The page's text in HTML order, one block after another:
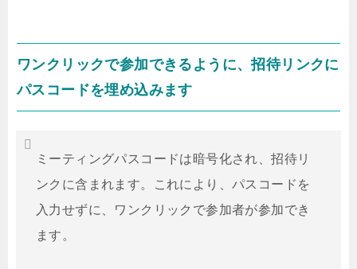
ワンクリックで参加できるように、招待リンクに
パスコードを埋め込みます
ミーティングパスコードは暗号化され、招待リ
ンクに含まれます。これにより、パスコードを
入力せずに、ワンクリックで参加者が参加でき
ます。